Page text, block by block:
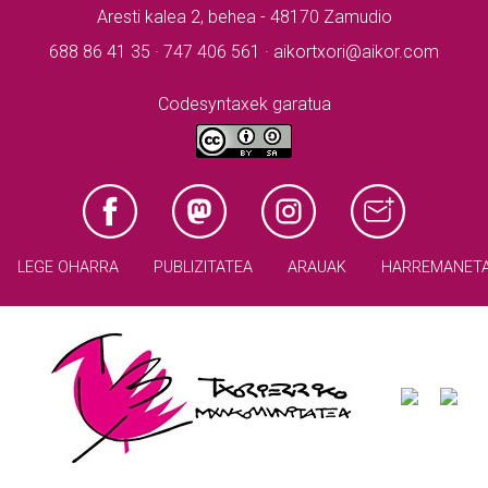
Aresti kalea 2, behea - 48170 Zamudio
688 86 41 35 · 747 406 561 · aikortxori@aikor.com
Codesyntaxek garatua
LEGE OHARRA PUBLIZITATEA ARAUAK